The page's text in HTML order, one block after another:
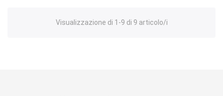
Visualizzazione di 1-9 di 9 articolo/i